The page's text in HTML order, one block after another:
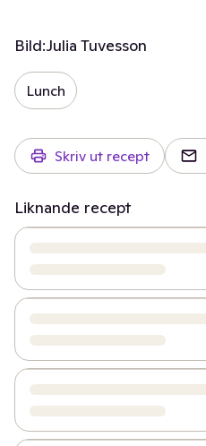
Bild:Julia Tuvesson
Lunch
Skriv ut recept
Liknande recept